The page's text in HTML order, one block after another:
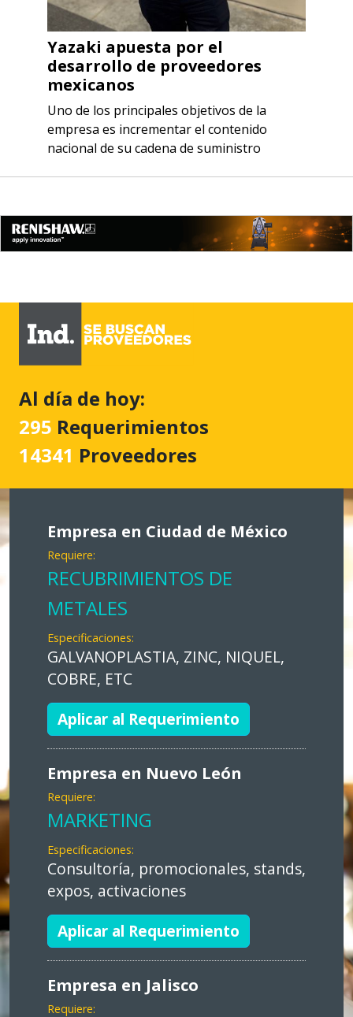
Yazaki apuesta por el
desarrollo de proveedores
mexicanos
Uno de los principales objetivos de la
empresa es incrementar el contenido
nacional de su cadena de suministro
Al día de hoy:
295 Requerimientos
14341 Proveedores
Empresa en Ciudad de México
Requiere:
RECUBRIMIENTOS DE
METALES
Especificaciones:
GALVANOPLASTIA, ZINC, NIQUEL,
COBRE, ETC
Aplicar al Requerimiento
Empresa en Nuevo León
Requiere:
MARKETING
Especificaciones:
Consultoría, promocionales, stands,
expos, activaciones
Aplicar al Requerimiento
Empresa en Jalisco
Requiere: